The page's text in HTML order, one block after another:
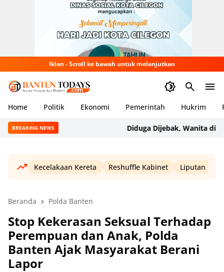
Iklan - Scroll ke bawah untuk melanjutkan
Home Politik Ekonomi Pemerintah Hukrim
BREAKING NEWS Diduga Dijebak, Wanita di Carita
Kecelakaan Kereta Reshuffle Kabinet Liputan Haji
Beranda Polda Banten
Stop Kekerasan Seksual Terhadap
Perempuan dan Anak, Polda
Banten Ajak Masyarakat Berani
Lapor